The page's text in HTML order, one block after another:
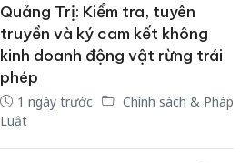
Quảng Trị: Kiểm tra, tuyên
truyền và ký cam kết không
kinh doanh động vật rừng trái
phép
1 ngày trước
Chính sách & Pháp
Luật